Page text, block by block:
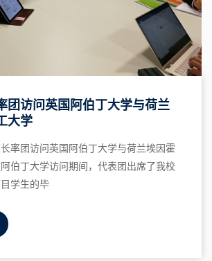
团访问英国阿伯丁大学与荷兰
大学
率团访问英国阿伯丁大学与荷兰埃因霍
伯丁大学访问期间，代表团出席了我校
学生的毕